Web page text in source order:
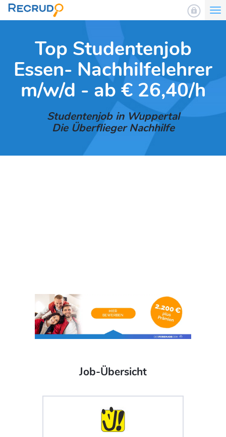
Top Studentenjob
Essen- Nachhilfelehrer
m/w/d - ab € 26,40/h
Studentenjob in Wuppertal
Die Überflieger Nachhilfe
Job-Übersicht